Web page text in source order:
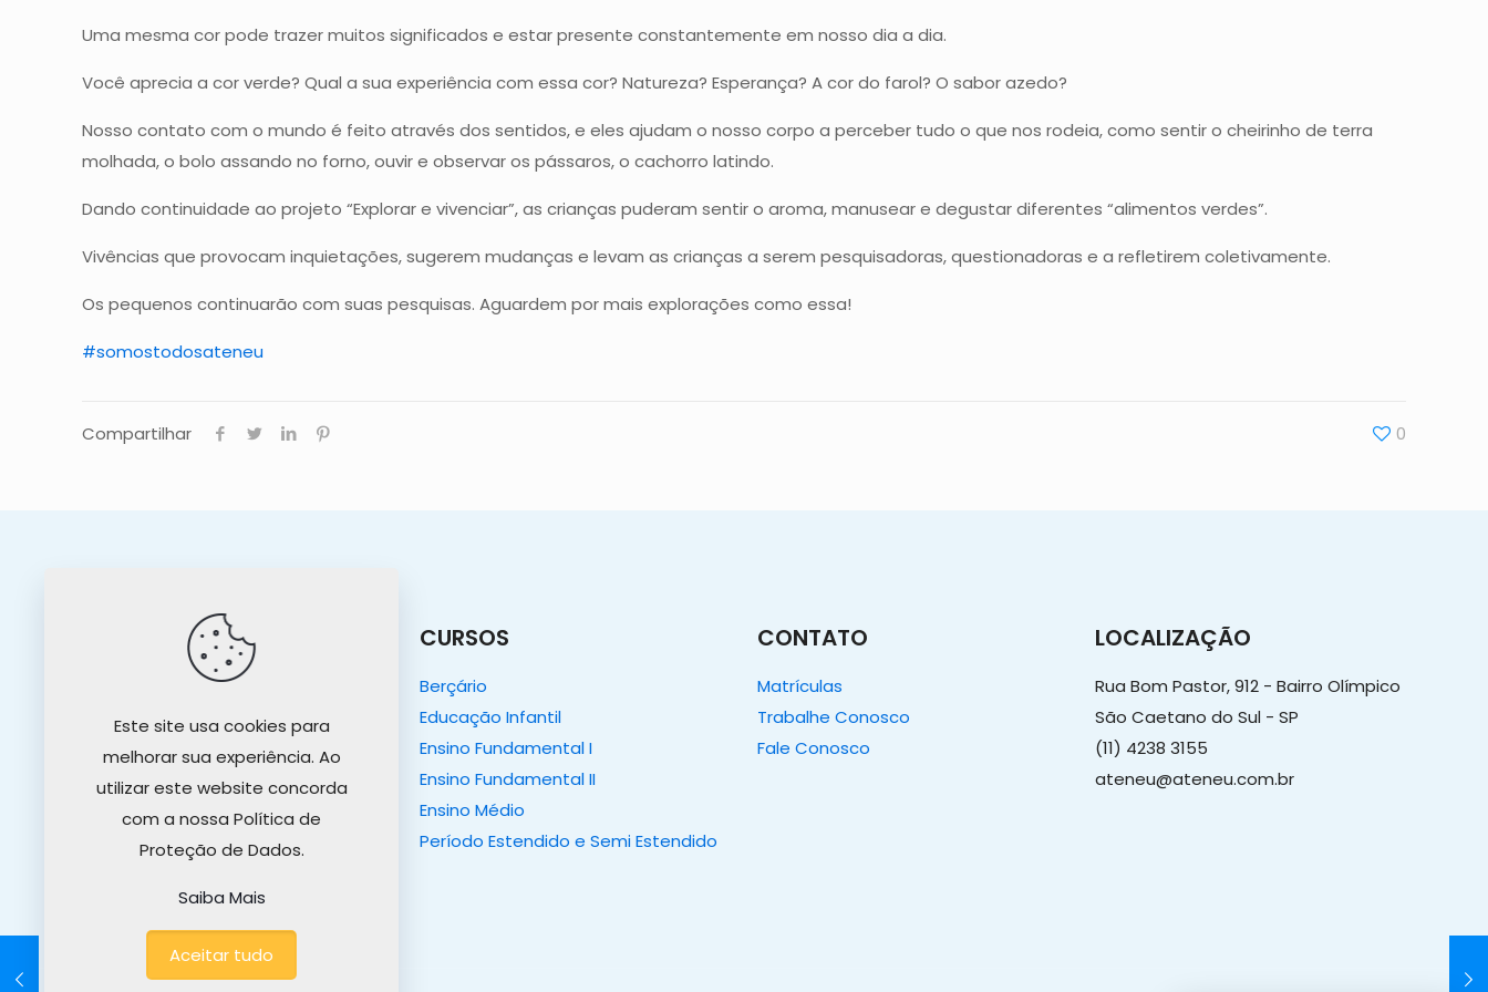
Uma mesma cor pode trazer muitos significados e estar presente constantemente em nosso dia a dia.
Você aprecia a cor verde? Qual a sua experiência com essa cor? Natureza? Esperança? A cor do farol? O sabor azedo?
Nosso contato com o mundo é feito através dos sentidos, e eles ajudam o nosso corpo a perceber tudo o que nos rodeia, como sentir o cheirinho de terra
molhada, o bolo assando no forno, ouvir e observar os pássaros, o cachorro latindo.
Dando continuidade ao projeto “Explorar e vivenciar”, as crianças puderam sentir o aroma, manusear e degustar diferentes “alimentos verdes”.
Vivências que provocam inquietações, sugerem mudanças e levam as crianças a serem pesquisadoras, questionadoras e a refletirem coletivamente.
Os pequenos continuarão com suas pesquisas. Aguardem por mais explorações como essa!
#somostodosateneu
Compartilhar 0
O COLÉGIO
Nosso Propósito
Projeto Educativo
Tour Virtual
CURSOS
Berçário
Educação Infantil
Ensino Fundamental I
Ensino Fundamental II
Ensino Médio
Período Estendido e Semi Estendido
CONTATO
Matrículas
Trabalhe Conosco
Fale Conosco
LOCALIZAÇÃO
Rua Bom Pastor, 912 - Bairro Olímpico
São Caetano do Sul - SP
(11) 4238 3155
ateneu@ateneu.com.br
Este site usa cookies para
melhorar sua experiência. Ao
utilizar este website concorda
com a nossa Política de
Proteção de Dados.
Saiba Mais
Aceitar tudo